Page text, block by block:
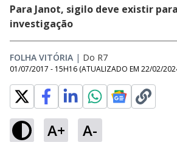
Para Janot, sigilo deve existir
investigação
FOLHA VITÓRIA | Do R7
01/07/2017 - 15H16 (ATUALIZADO EM 22/02/
A+ A-